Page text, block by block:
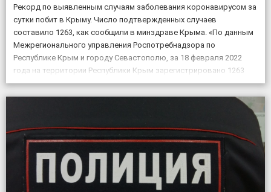
Рекорд по выявленным случаям заболевания коронавирусом за
сутки побит в Крыму. Число подтвержденных случаев
составило 1263, как сообщили в минздраве Крыма. «По данным
Межрегионального управления Роспотребнадзора по
Республике Крым и городу Севастополю, за 18 февраля 2022
года на территории Республики Крым зарегистрировано 1263
случая новой коронавирусной инфекции, всего выявлено 151605
положительных на COVID-19», – по […]